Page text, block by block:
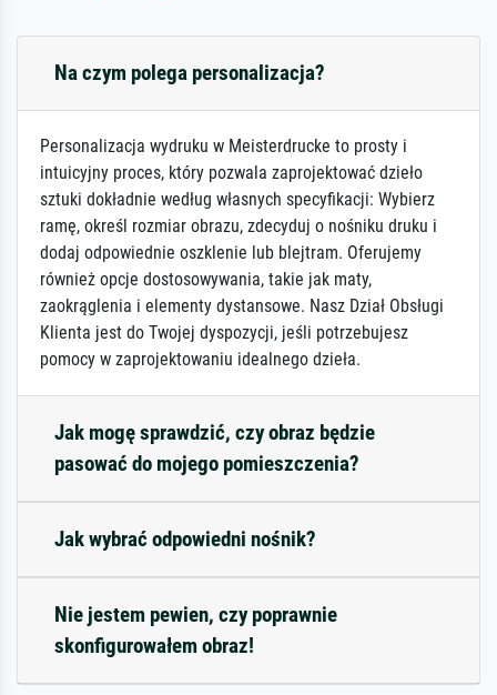
Na czym polega personalizacja?
Personalizacja wydruku w Meisterdrucke to prosty i
intuicyjny proces, który pozwala zaprojektować dzieło
sztuki dokładnie według własnych specyfikacji: Wybierz
ramę, określ rozmiar obrazu, zdecyduj o nośniku druku i
dodaj odpowiednie oszklenie lub blejtram. Oferujemy
również opcje dostosowywania, takie jak maty,
zaokrąglenia i elementy dystansowe. Nasz Dział Obsługi
Klienta jest do Twojej dyspozycji, jeśli potrzebujesz
pomocy w zaprojektowaniu idealnego dzieła.
Jak mogę sprawdzić, czy obraz będzie
pasować do mojego pomieszczenia?
Jak wybrać odpowiedni nośnik?
Nie jestem pewien, czy poprawnie
skonfigurowałem obraz!